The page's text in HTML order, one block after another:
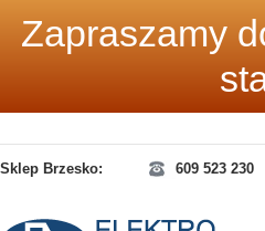
Zapraszamy
Sklep Brzesko: 609 523 230